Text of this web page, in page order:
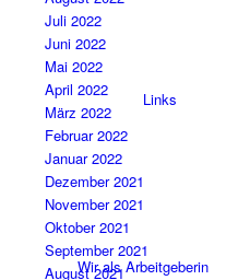
Links
Wir als Arbeitgeberin
Juli 2022
Juni 2022
Mai 2022
April 2022
März 2022
Februar 2022
Januar 2022
Dezember 2021
November 2021
Oktober 2021
September 2021
August 2021